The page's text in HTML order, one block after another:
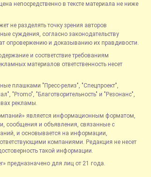
непосредственно в тексте материала не ниже
не разделять точку зрения авторов
суждения, согласно законодательству
опровержению и доказыванию их правдивости.
и соответствие требованиям
материалов ответственность несет
плашками "Пресс-релиз", "Спецпроект",
"Promo", "Благотворительность" и "Резонанс",
рекламы.
является информационным форматом,
сообщения и объявления, связанные с
и основывается на информации,
компаниями. Редакция не несет
такой информации.
предназначено для лиц от 21 года.